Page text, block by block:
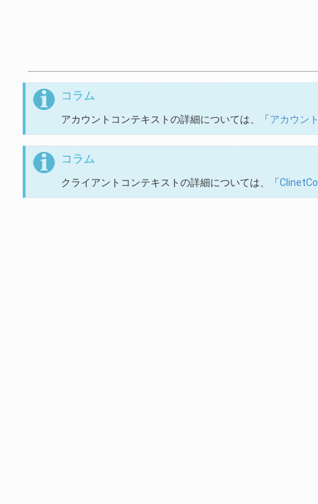
コラム
アカウントコンテキストの詳細については、「アカウン
コラム
クライアントコンテキストの詳細については、「